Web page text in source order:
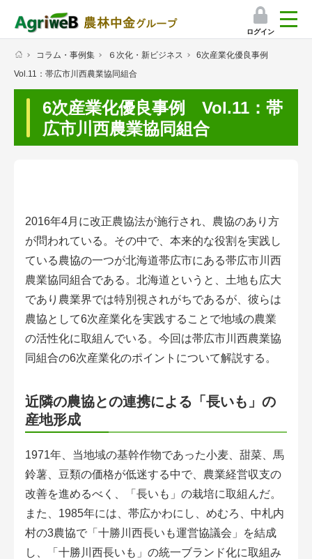
ログイン
検索
マイページ
プレミアムサービス
プレミアムサービスのご紹介
栽培アシストAI
挑戦者たちの奮闘記
会員限定コンテンツ（無料）
会員登録無料 アグリウェブの使い方
AgriweBダイレクトメッセージ
イベント・プロジェクト掲示板
相談できる専門家一覧
アクション別メニュー
コラム・事例集
コラム・事例集 ６次化・新ビジネス
6次産業化優良事例
Vol.11：帯広市川西農業協同組合
6次産業化優良事例 Vol.11：帯
広市川西農業協同組合
2016年4月に改正農協法が施行され、農協のあり方
が問われている。その中で、本来的な役割を実践し
ている農協の一つが北海道帯広市にある帯広市川西
農業協同組合である。北海道というと、土地も広大
であり農業界では特別視されがちであるが、彼らは
農協として6次産業化を実践することで地域の農業
の活性化に取組んでいる。今回は帯広市川西農業協
同組合の6次産業化のポイントについて解説する。
近隣の農協との連携による「長いも」の
産地形成
1971年、当地域の基幹作物であった小麦、甜菜、馬
鈴薯、豆類の価格が低迷する中で、農業経営収支の
改善を進めるべく、「長いも」の栽培に取組んだ。
また、1985年には、帯広かわにし、めむろ、中札内
村の3農協で「十勝川西長いも運営協議会」を結成
し、「十勝川西長いも」の統一ブランド化に取組み